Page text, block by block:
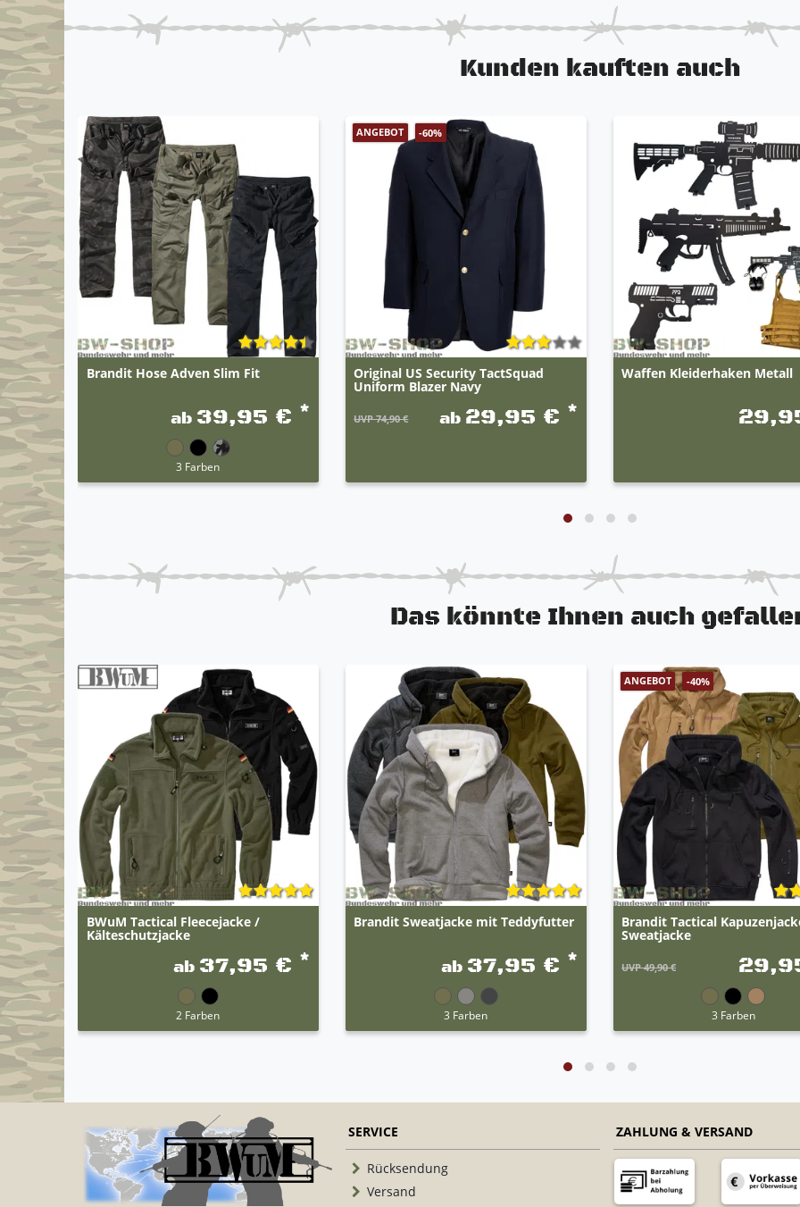
Kunden kauften auch
Brandit Hose Adven Slim Fit
ab 39,95 € *
3 Farben
ANGEBOT -60%
Original US Security TactSquad
Uniform Blazer Navy
UVP 74,90 € ab 29,95 € *
Waffen Kleiderhaken Metall
Das könnte Ihnen auch
BWuM Tactical Fleecejacke /
Kälteschutzjacke
ab 37,95 € *
2 Farben
Brandit Sweatjacke mit Teddyfutter
ab 37,95 € *
3 Farben
ANGEBOT -40%
Brandit Tactical
Sweatjacke
UVP 49,90 €
3 Farben
SERVICE
Rücksendung
Versand
ZAHLUNG & VERSAND